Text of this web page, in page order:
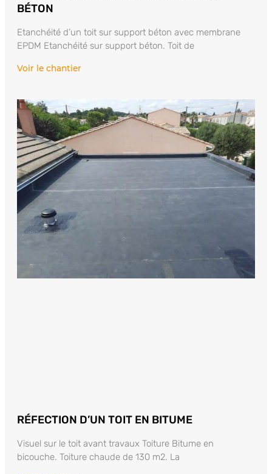
BÉTON
Etanchéité d’un toit sur support béton avec membrane
EPDM Etanchéité sur support béton. Toit de
Voir le chantier
RÉFECTION D’UN TOIT EN BITUME
Visuel sur le toit avant travaux Toiture Bitume en
bicouche. Toiture chaude de 130 m2. La